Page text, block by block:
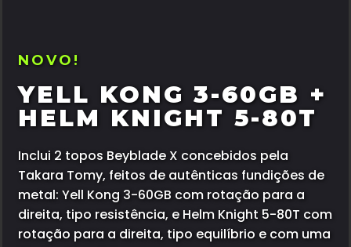
NOVO!
YELL KONG 3-60GB +
HELM KNIGHT 5-80T
Inclui 2 topos Beyblade X concebidos pela
Takara Tomy, feitos de autênticas fundições de
metal: Yell Kong 3-60GB com rotação para a
direita, tipo resistência, e Helm Knight 5-80T com
rotação para a direita, tipo equilíbrio e com uma